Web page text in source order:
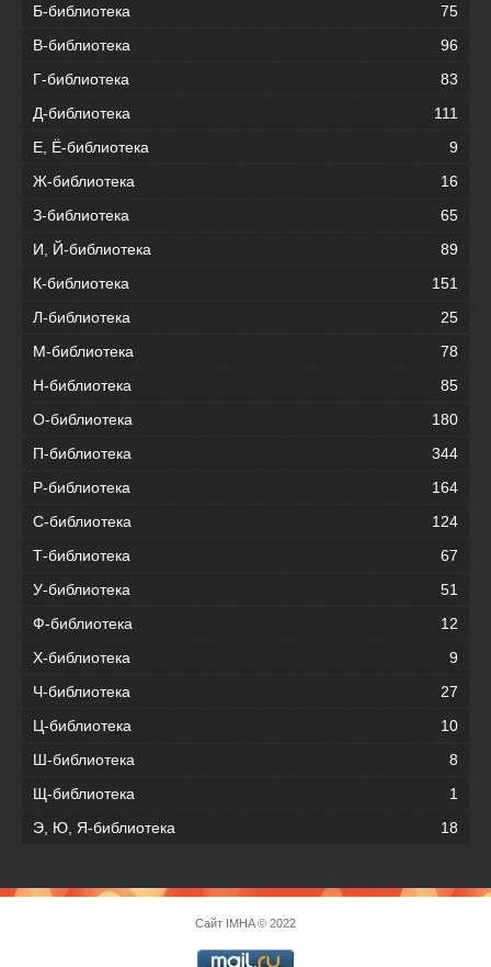
Б-библиотека
75
В-библиотека
96
Г-библиотека
83
Д-библиотека
111
Е, Ё-библиотека
9
Ж-библиотека
16
З-библиотека
65
И, Й-библиотека
89
К-библиотека
151
Л-библиотека
25
М-библиотека
78
Н-библиотека
85
О-библиотека
180
П-библиотека
344
Р-библиотека
164
С-библиотека
124
Т-библиотека
67
У-библиотека
51
Ф-библиотека
12
Х-библиотека
9
Ч-библиотека
27
Ц-библиотека
10
Ш-библиотека
8
Щ-библиотека
1
Э, Ю, Я-библиотека
18
Сайт IMHA© 2022